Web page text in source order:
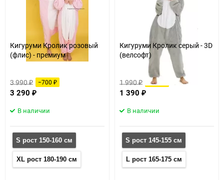
Кигуруми Кролик розовый
(флис) - премиум
3 990₽ −700 ₽
3 290 ₽
В наличии
S рост 150-160 см
XL рост 180-190 см
Кигуруми Кролик серый - 3D
(велсофт)
1 990₽ −600
1 390 ₽
В наличии
S рост 145-155 см
L рост 165-175 см